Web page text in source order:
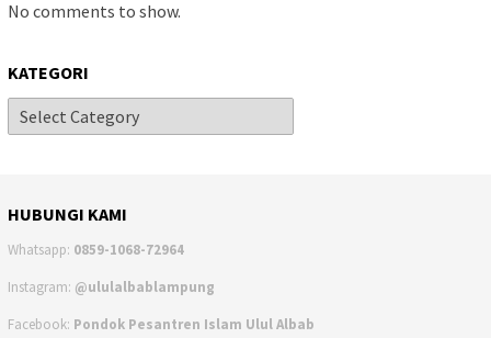
No comments to show.
KATEGORI
HUBUNGI KAMI
Whatsapp: 0859-1068-72964
Instagram: @ululalbablampung
Facebook: Pondok Pesantren Islam Ulul Albab